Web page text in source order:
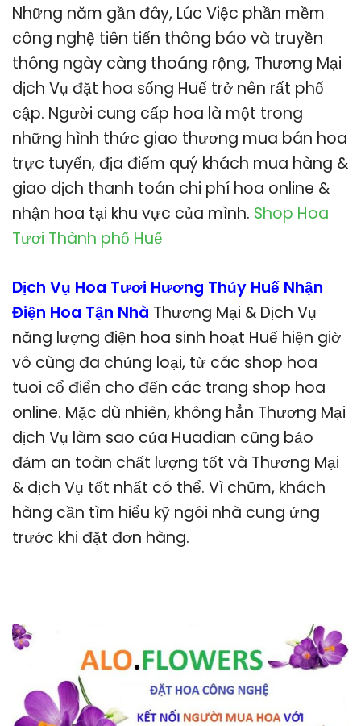
Những năm gần đây, Lúc Việc phần mềm
công nghệ tiên tiến thông báo và truyền
thông ngày càng thoáng rộng, Thương Mại
dịch Vụ đặt hoa sống Huế trở nên rất phổ
cập. Người cung cấp hoa là một trong
những hình thức giao thương mua bán hoa
trực tuyến, địa điểm quý khách mua hàng &
giao dịch thanh toán chi phí hoa online &
nhận hoa tại khu vực của mình. Shop Hoa
Tươi Thành phố Huế
Dịch Vụ Hoa Tươi Hương Thủy Huế Nhận
Điện Hoa Tận Nhà Thương Mại & Dịch Vụ
năng lượng điện hoa sinh hoạt Huế hiện giờ
vô cùng đa chủng loại, từ các shop hoa
tuoi cổ điển cho đến các trang shop hoa
online. Mặc dù nhiên, không hẳn Thương Mại
dịch Vụ làm sao của Huadian cũng bảo
đảm an toàn chất lượng tốt và Thương Mại
& dịch Vụ tốt nhất có thể. Vì chũm, khách
hàng cần tìm hiểu kỹ ngôi nhà cung ứng
trước khi đặt đơn hàng.